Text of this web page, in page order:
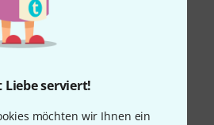
Liebe serviert!
möchten wir Ihnen ein